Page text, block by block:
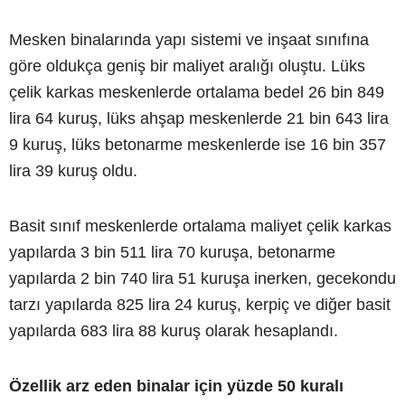
Mesken binalarında yapı sistemi ve inşaat sınıfına
göre oldukça geniş bir maliyet aralığı oluştu. Lüks
çelik karkas meskenlerde ortalama bedel 26 bin 849
lira 64 kuruş, lüks ahşap meskenlerde 21 bin 643 lira
9 kuruş, lüks betonarme meskenlerde ise 16 bin 357
lira 39 kuruş oldu.
Basit sınıf meskenlerde ortalama maliyet çelik karkas
yapılarda 3 bin 511 lira 70 kuruşa, betonarme
yapılarda 2 bin 740 lira 51 kuruşa inerken, gecekondu
tarzı yapılarda 825 lira 24 kuruş, kerpiç ve diğer basit
yapılarda 683 lira 88 kuruş olarak hesaplandı.
Özellik arz eden binalar için yüzde 50 kuralı